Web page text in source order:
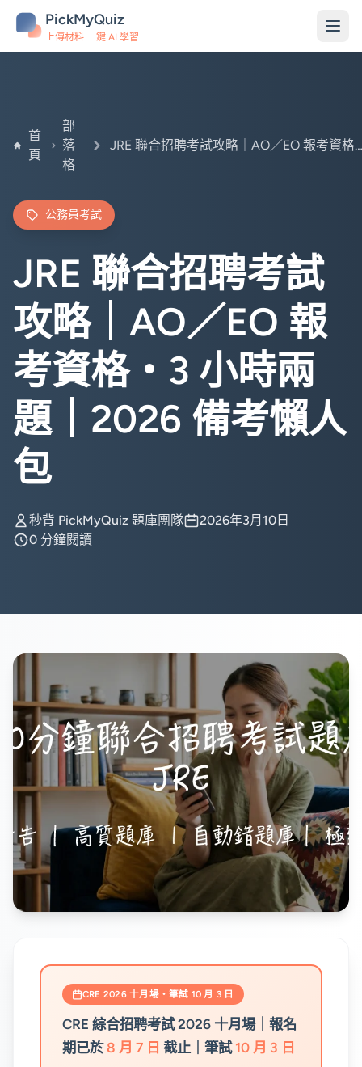
PickMyQuiz
上傳材料 一鍵 AI 學習
首
頁
部
落
格
JRE 聯合招聘考試攻略｜AO／EO 報考資格・3 小時兩題｜2026 備考懶人包
公務員考試
JRE 聯合招聘考試
攻略｜AO／EO 報
考資格・3 小時兩
題｜2026 備考懶人
包
秒背 PickMyQuiz 題庫團隊
2026年3月10日
0 分鐘閱讀
CRE 2026 十月場・筆試 10 月 3 日
CRE 綜合招聘考試 2026 十月場｜報名
期已於 8 月 7 日 截止｜筆試 10 月 3 日